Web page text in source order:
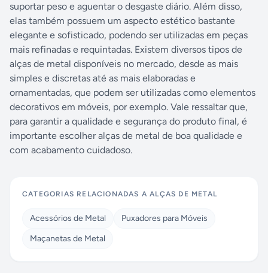
suportar peso e aguentar o desgaste diário. Além disso,
elas também possuem um aspecto estético bastante
elegante e sofisticado, podendo ser utilizadas em peças
mais refinadas e requintadas. Existem diversos tipos de
alças de metal disponíveis no mercado, desde as mais
simples e discretas até as mais elaboradas e
ornamentadas, que podem ser utilizadas como elementos
decorativos em móveis, por exemplo. Vale ressaltar que,
para garantir a qualidade e segurança do produto final, é
importante escolher alças de metal de boa qualidade e
com acabamento cuidadoso.
CATEGORIAS RELACIONADAS AALÇAS DE METAL
Acessórios de Metal
Puxadores para Móveis
Maçanetas de Metal